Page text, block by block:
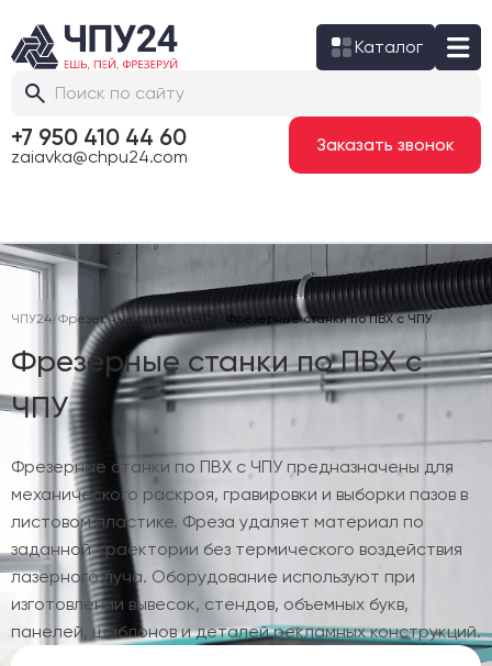
Каталог
+7 950 410 44 60
zaiavka@chpu24.com
Заказать звонок
ЧПУ24/Фрезерные станки с ЧПУ Фрезерные станки по ПВХ с ЧПУ
Фрезерные станки по ПВХ с
ЧПУ
Фрезерные станки по ПВХ с ЧПУ предназначены для
механического раскроя, гравировки и выборки пазов в
листовом пластике. Фреза удаляет материал по
заданной траектории без термического воздействия
лазерного луча. Оборудование используют при
изготовлении вывесок, стендов, объемных букв,
панелей, шаблонов и деталей рекламных конструкций.